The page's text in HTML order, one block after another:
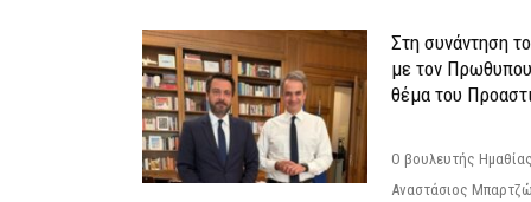
Στη συνάντηση
με τον
θέμα του
Ο βουλευτής
Αναστάσιος